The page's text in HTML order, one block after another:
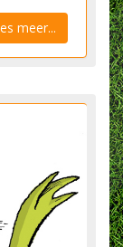
meer...